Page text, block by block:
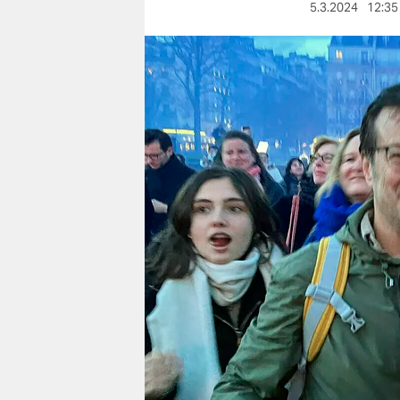
nord
wahrheit
verlag
verlag
veranstaltungen
shop
fragen & hilfe
unterstützen
genossenschaft
5.3.2024